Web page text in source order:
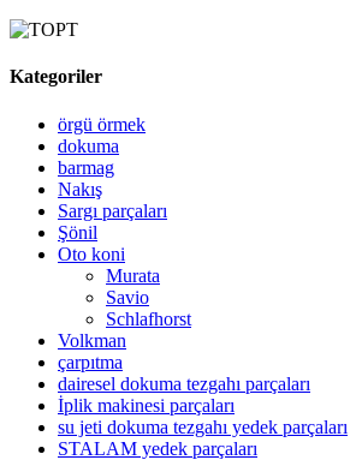
Kategoriler
örgü örmek
dokuma
barmag
Nakış
Sargı parçaları
Şönil
Oto koni
Murata
Savio
Schlafhorst
Volkman
çarpıtma
dairesel dokuma tezgahı parçaları
İplik makinesi parçaları
su jeti dokuma tezgahı yedek parçaları
STALAM yedek parçaları